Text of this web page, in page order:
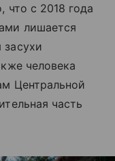
что с 2018 года
лишается
человека
Центральной
часть